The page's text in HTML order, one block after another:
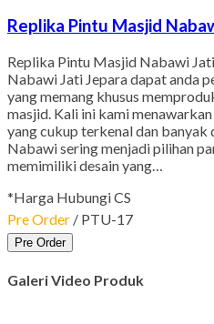
Replika Pintu Masjid
Replika Pintu Masjid Nabawi
Nabawi Jati Jepara dapat anda
yang memang khusus
masjid. Kali ini kami
yang cukup terkenal dan
Nabawi sering menjadi pilihan
memimiliki desain yang…
*Harga Hubungi CS
Pre Order / PTU-17
Pre Order
Galeri Video Produk